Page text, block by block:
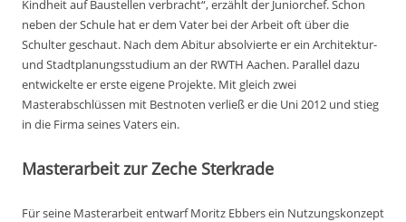
Kindheit auf Baustellen verbracht“, erzählt der Juniorchef. Schon
neben der Schule hat er dem Vater bei der Arbeit oft über die
Schulter geschaut. Nach dem Abitur absolvierte er ein Architektur-
und Stadtplanungsstudium an der RWTH Aachen. Parallel dazu
entwickelte er erste eigene Projekte. Mit gleich zwei
Masterabschlüssen mit Bestnoten verließ er die Uni 2012 und stieg
in die Firma seines Vaters ein.
Masterarbeit zur Zeche Sterkrade
Für seine Masterarbeit entwarf Moritz Ebbers ein Nutzungskonzept